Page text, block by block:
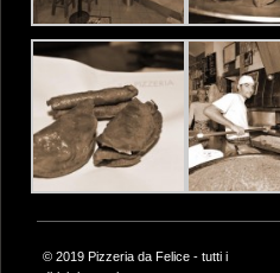
© 2019 Pizzeria da Felice - tutti i